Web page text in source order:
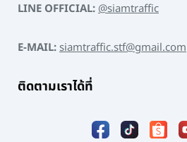
LINE OFFICIAL:@siamtraffic
E-MAIL:siamtraffic.stf@gmail.com
ติดตามเราได้ที่